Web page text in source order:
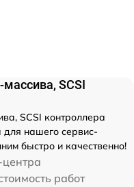
SCSI
SCSI контроллера
нашего сервис-
быстро и качественно!
работ